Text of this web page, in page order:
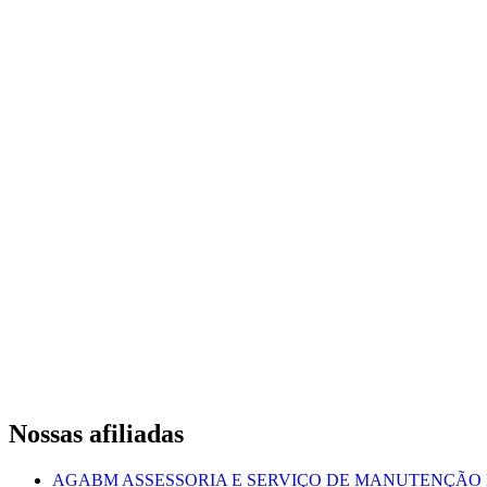
Nossas afiliadas
AGABM ASSESSORIA E SERVIÇO DE